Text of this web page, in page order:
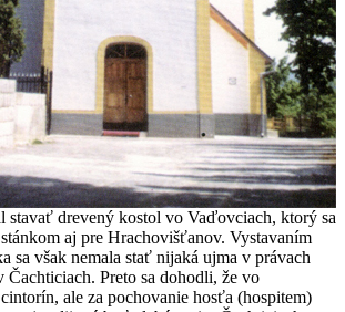
stavať drevený kostol vo Vaďovciach, ktorý sa
aj pre Hrachovišťanov. Vystavaním
sa však nemala stať nijaká ujma v právach
Čachticiach. Preto sa dohodli, že vo
ale za pochovanie hosťa (hospitem)